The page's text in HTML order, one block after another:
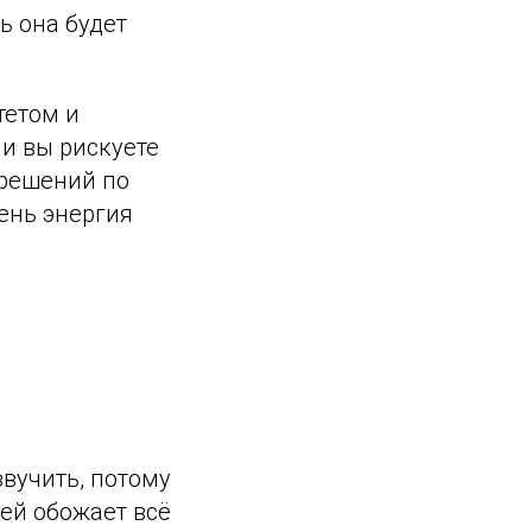
она будет
и
вы рискуете
по
энергия
потому
обожает всё